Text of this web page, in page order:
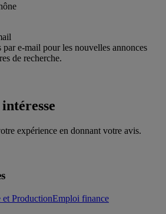
e-mail pour les nouvelles annonces
de recherche.
expérience en donnant votre avis.
ProductionEmploi finance